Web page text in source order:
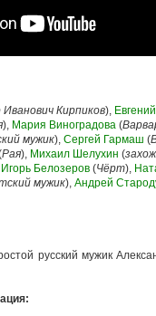
Иванович Кирпиков),
), Мария Виноградова (
мужик), Сергей Гармаш (
Рая), Михаил Шелухин (
Игорь Белозеров (Чёрт),
мужик), Андрей
русский мужик